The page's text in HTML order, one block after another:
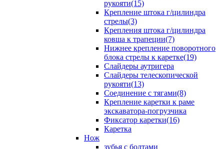
рукояти(15)
Крепление штока г/цилиндра
стрелы(3)
Крепления штока г/цилиндра
ковша к трапеции(7)
Нижнее крепление поворотного
блока стрелы к каретке(19)
Слайдеры аутригера
Слайдеры телескопической
рукояти(13)
Соединение с тягами(8)
Крепление каретки к раме
экскаватора-погрузчика
Фиксатор каретки(16)
Каретка
Нож
зубья с болтами